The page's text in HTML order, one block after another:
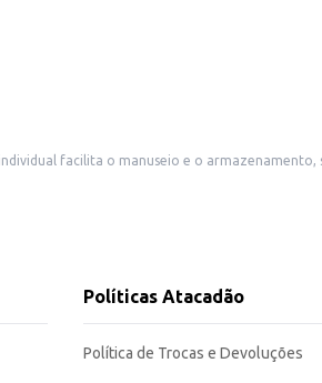
Políticas Atacadão
Política de Trocas e Devoluções